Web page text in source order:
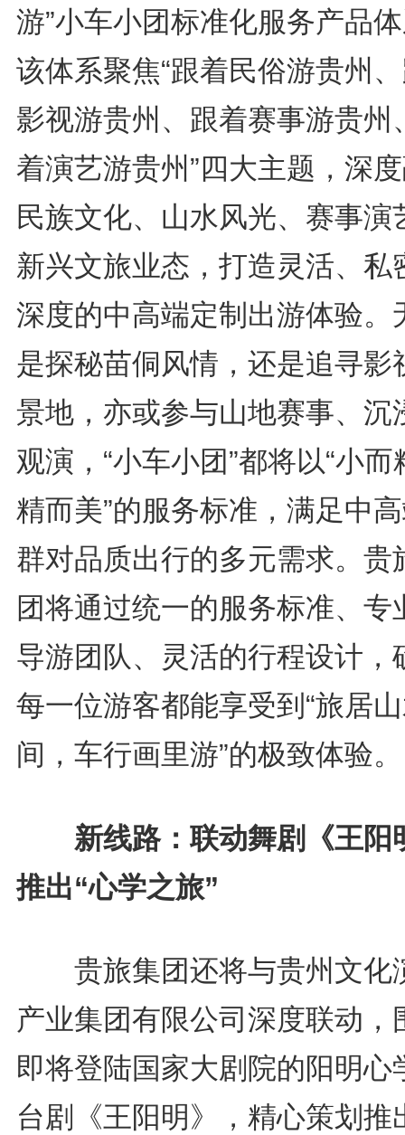
游”小车小团标准化服务产品
该体系聚焦“跟着民俗游贵州
影视游贵州、跟着赛事游贵州
着演艺游贵州”四大主题，深
民族文化、山水风光、赛事演
新兴文旅业态，打造灵活、私
深度的中高端定制出游体验。
是探秘苗侗风情，还是追寻影
景地，亦或参与山地赛事、沉
观演，“小车小团”都将以“小而
精而美”的服务标准，满足中
群对品质出行的多元需求。贵
团将通过统一的服务标准、专
导游团队、灵活的行程设计，
每一位游客都能享受到“旅居
间，车行画里游”的极致体验。
新线路：联动舞剧《王阳
推出“心学之旅”
贵旅集团还将与贵州文化
产业集团有限公司深度联动，
即将登陆国家大剧院的阳明心
台剧《王阳明》，精心策划推